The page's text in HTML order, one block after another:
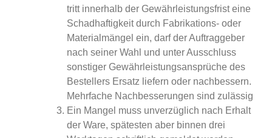
tritt innerhalb der Gewährleistungsfrist eine
Schadhaftigkeit durch Fabrikations- oder
Materialmängel ein, darf der Auftraggeber
nach seiner Wahl und unter Ausschluss
sonstiger Gewährleistungsansprüche des
Bestellers Ersatz liefern oder nachbessern.
Mehrfache Nachbesserungen sind zulässig
Ein Mangel muss unverzüglich nach Erhalt
der Ware, spätesten aber binnen drei